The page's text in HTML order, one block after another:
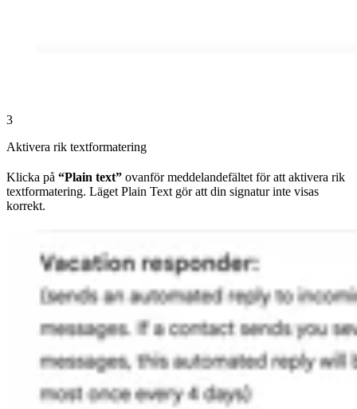
3
Aktivera rik textformatering
Klicka på “Plain text” ovanför meddelandefältet för att aktivera rik
textformatering. Läget Plain Text gör att din signatur inte visas
korrekt.